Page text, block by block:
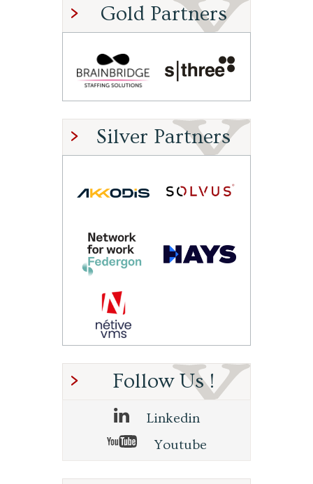
Gold Partners
Silver Partners
Follow Us !
Linkedin
Youtube